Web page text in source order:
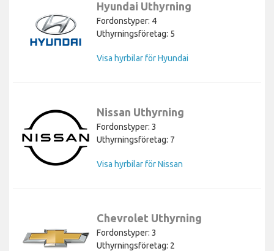
Hyundai Uthyrning
Fordonstyper: 4
Uthyrningsföretag: 5
Visa hyrbilar för Hyundai
Nissan Uthyrning
Fordonstyper: 3
Uthyrningsföretag: 7
Visa hyrbilar för Nissan
Chevrolet Uthyrning
Fordonstyper: 3
Uthyrningsföretag: 2